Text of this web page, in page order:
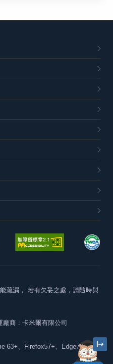
疏漏， 若有欠妥之處，請隨時與
廠商：卡米爾有限公司
63+、Firefox57+、Edge79+及